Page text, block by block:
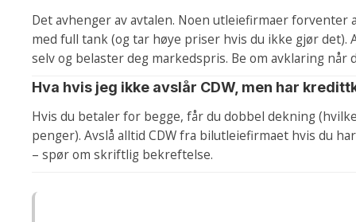
Det avhenger av avtalen. Noen utleiefirmaer
med full tank (og tar høye priser hvis du ikke gjør det).
selv og belaster deg markedspris. Be om avklaring når
Hva hvis jeg ikke avslår CDW, men har
Hvis du betaler for begge, får du dobbel dekning
penger). Avslå alltid CDW fra bilutleiefirmaet hvis du
– spør om skriftlig bekreftelse.